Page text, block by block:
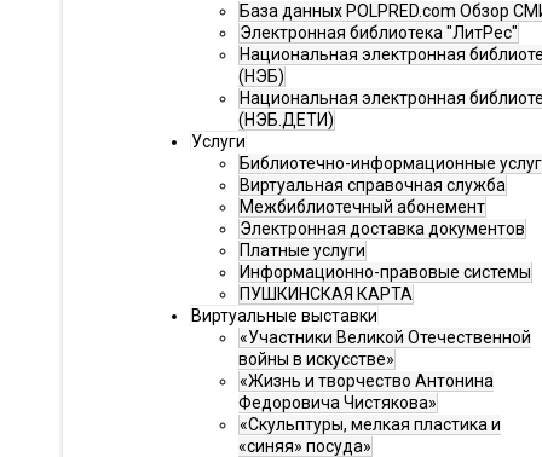
База данных POLPRED.com Обзор
Электронная библиотека "ЛитРес"
Национальная электронная
(НЭБ)
Национальная электронная
(НЭБ.ДЕТИ)
Услуги
Библиотечно-информационные
Виртуальная справочная служба
Межбиблиотечный абонемент
Электронная доставка документов
Платные услуги
Информационно-правовые системы
ПУШКИНСКАЯ КАРТА
Виртуальные выставки
«Участники Великой Отечественной
войны в искусстве»
«Жизнь и творчество Антонина
Федоровича Чистякова»
«Скульптуры, мелкая пластика и
«синяя» посуда»